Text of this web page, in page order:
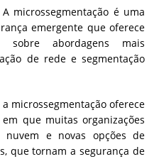
A microssegmentação é uma
emergente que oferece
abordagens mais
de rede e segmentação
microssegmentação oferece
que muitas organizações
nuvem e novas opções de
que tornam a segurança de